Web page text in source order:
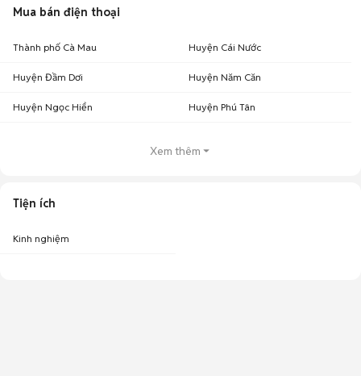
Mua bán điện thoại
Thành phố Cà Mau Huyện Cái Nước
Huyện Đầm Dơi Huyện Năm Căn
Huyện Ngọc Hiển Huyện Phú Tân
Xem thêm
Tiện ích
Kinh nghiệm